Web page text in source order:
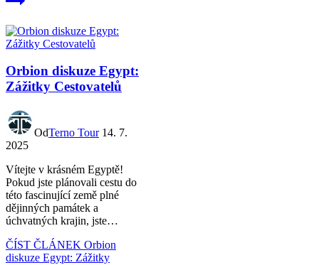
Orbion diskuze Egypt:
Zážitky Cestovatelů
OdTerno Tour 14. 7.
2025
Vítejte v krásném Egyptě!
Pokud jste plánovali cestu do
této fascinující země plné
dějinných památek a
úchvatných krajin, jste…
ČÍST ČLÁNEK Orbion
diskuze Egypt: Zážitky